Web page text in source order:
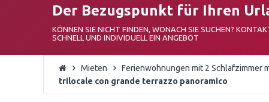
Der Bezugspunkt für Ihren
KÖNNEN SIE NICHT FINDEN, WONACH SIE SUCHEN?
SCHNELL UND INDIVIDUELL EIN ANGEBOT
Mieten Ferienwohnungen mit 2 Schlafzimmer
trilocale con grande terrazzo panoramico